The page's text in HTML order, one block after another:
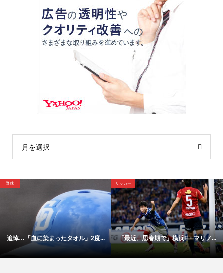
月を選択
悼…「血に染まったタオル」2度...
サッカー
「最近、思春期で」横浜F・マリノ...
サ